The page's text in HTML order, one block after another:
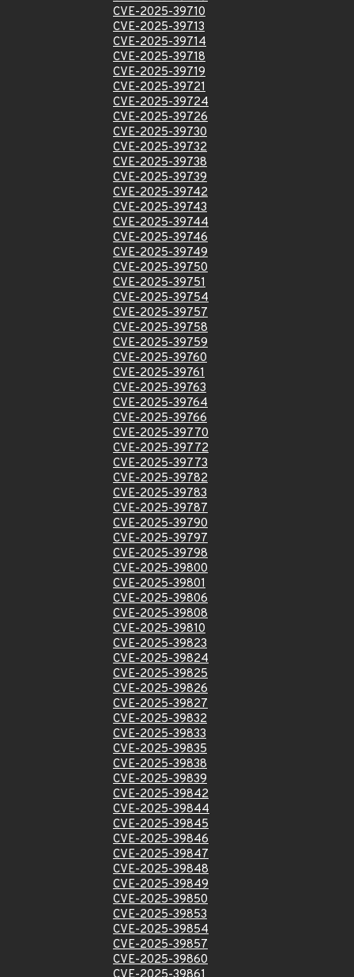
CVE-2025-39710
CVE-2025-39713
CVE-2025-39714
CVE-2025-39718
CVE-2025-39719
CVE-2025-39721
CVE-2025-39724
CVE-2025-39726
CVE-2025-39730
CVE-2025-39732
CVE-2025-39738
CVE-2025-39739
CVE-2025-39742
CVE-2025-39743
CVE-2025-39744
CVE-2025-39746
CVE-2025-39749
CVE-2025-39750
CVE-2025-39751
CVE-2025-39754
CVE-2025-39757
CVE-2025-39758
CVE-2025-39759
CVE-2025-39760
CVE-2025-39761
CVE-2025-39763
CVE-2025-39764
CVE-2025-39766
CVE-2025-39770
CVE-2025-39772
CVE-2025-39773
CVE-2025-39782
CVE-2025-39783
CVE-2025-39787
CVE-2025-39790
CVE-2025-39797
CVE-2025-39798
CVE-2025-39800
CVE-2025-39801
CVE-2025-39806
CVE-2025-39808
CVE-2025-39810
CVE-2025-39823
CVE-2025-39824
CVE-2025-39825
CVE-2025-39826
CVE-2025-39827
CVE-2025-39832
CVE-2025-39833
CVE-2025-39835
CVE-2025-39838
CVE-2025-39839
CVE-2025-39842
CVE-2025-39844
CVE-2025-39845
CVE-2025-39846
CVE-2025-39847
CVE-2025-39848
CVE-2025-39849
CVE-2025-39850
CVE-2025-39853
CVE-2025-39854
CVE-2025-39857
CVE-2025-39860